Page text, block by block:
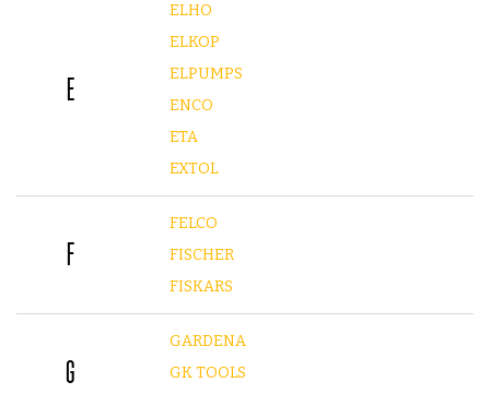
E
ELHO
ELKOP
ELPUMPS
ENCO
ETA
EXTOL
F
FELCO
FISCHER
FISKARS
G
GARDENA
GK TOOLS